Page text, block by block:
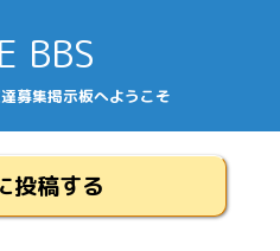
BBS
募集掲示板へようこそ
投稿する